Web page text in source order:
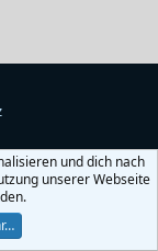
und dich nach
unserer Webseite